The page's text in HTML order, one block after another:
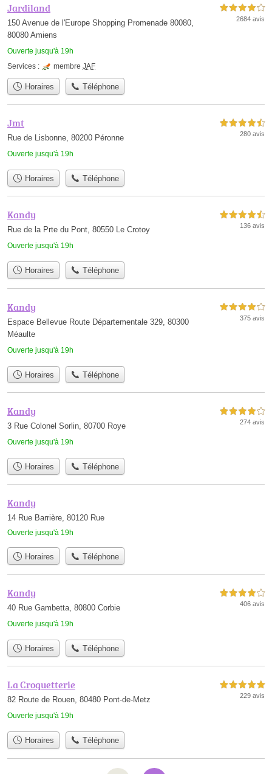
Jardiland
150 Avenue de l'Europe Shopping Promenade 80080,
80080 Amiens
Ouverte jusqu'à 19h
4,0 étoiles sur 5
2684 avis
Services : membre JAF
Horaires Téléphone
Jmt
Rue de Lisbonne, 80200 Péronne
Ouverte jusqu'à 19h
4,5 étoiles sur 5
280 avis
Horaires Téléphone
Kandy
Rue de la Prte du Pont, 80550 Le Crotoy
Ouverte jusqu'à 19h
4,5 étoiles sur 5
136 avis
Horaires Téléphone
Kandy
Espace Bellevue Route Départementale 329, 80300
Méaulte
Ouverte jusqu'à 19h
4,0 étoiles sur 5
375 avis
Horaires Téléphone
Kandy
3 Rue Colonel Sorlin, 80700 Roye
Ouverte jusqu'à 19h
4,0 étoiles sur 5
274 avis
Horaires Téléphone
Kandy
14 Rue Barrière, 80120 Rue
Ouverte jusqu'à 19h
Horaires Téléphone
Kandy
40 Rue Gambetta, 80800 Corbie
Ouverte jusqu'à 19h
4,0 étoiles sur 5
406 avis
Horaires Téléphone
La Croquetterie
82 Route de Rouen, 80480 Pont-de-Metz
Ouverte jusqu'à 19h
5,0 étoiles sur 5
229 avis
Horaires Téléphone